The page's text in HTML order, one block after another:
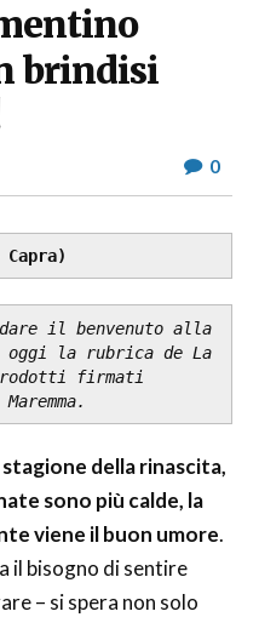
brindisi
0
il benvenuto alla
la rubrica de La
firmati
stagione della rinascita,
sono più calde, la
viene il buon umore.
il bisogno di sentire
– si spera non solo